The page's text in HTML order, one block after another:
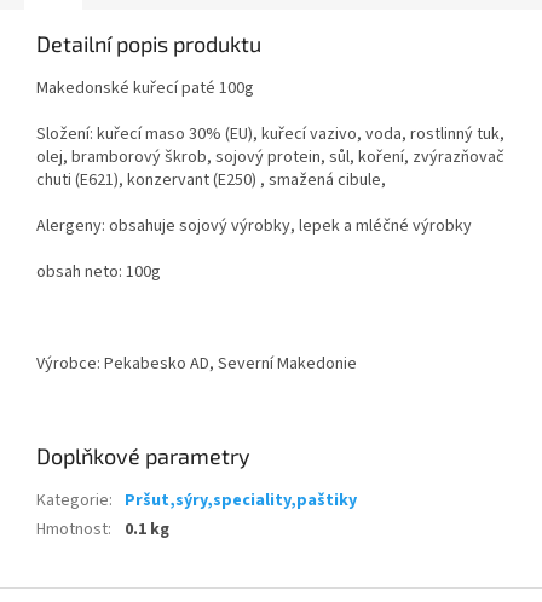
Detailní popis produktu
Makedonské kuřecí paté 100g
Složení: kuřecí maso 30% (EU), kuřecí vazivo, voda, rostlinný tuk,
olej, bramborový škrob, sojový protein, sůl, koření, zvýrazňovač
chuti (E621), konzervant (E250) , smažená cibule,
Alergeny: obsahuje sojový výrobky, lepek a mléčné výrobky
obsah neto: 100g
Výrobce: Pekabesko AD, Severní Makedonie
Doplňkové parametry
Kategorie: Pršut,sýry,speciality,paštiky
Hmotnost: 0.1 kg